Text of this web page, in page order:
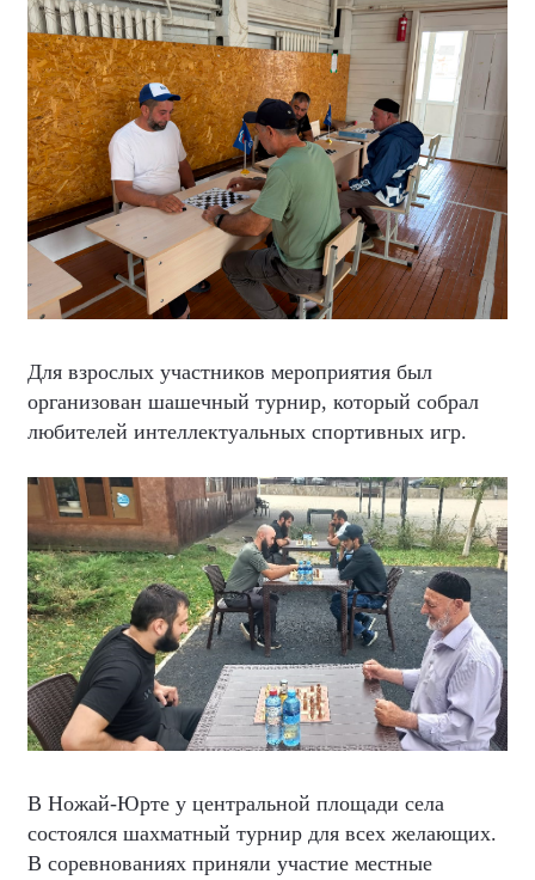
Для взрослых участников мероприятия был
организован шашечный турнир, который собрал
любителей интеллектуальных спортивных игр.
В Ножай-Юрте у центральной площади села
состоялся шахматный турнир для всех желающих.
В соревнованиях приняли участие местные